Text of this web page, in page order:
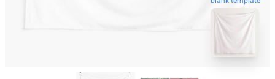
blank template